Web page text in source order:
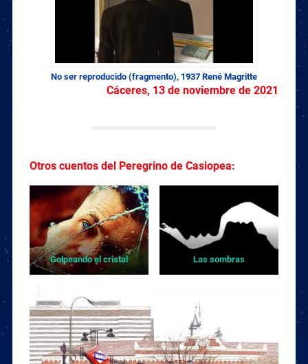
No ser reproducido (fragmento), 1937 René Magritte
Cáceres, 13 de noviembre de 2021
Otros cuentos del Peregrino de Casiopea:
Golpeando el cristal Las sombras